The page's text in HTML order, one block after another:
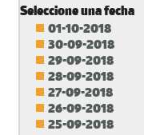
Seleccione una fecha
01-10-2018
30-09-2018
29-09-2018
28-09-2018
27-09-2018
26-09-2018
25-09-2018